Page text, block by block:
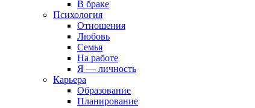
В браке
Психология
Отношения
Любовь
Семья
На работе
Я — личность
Карьера
Образование
Планирование